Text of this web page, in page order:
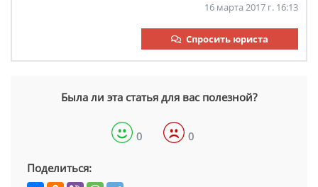
16 марта 2017 г. 16:13
Спросить юриста
Была ли эта статья для вас полезной?
0 0
Поделиться: